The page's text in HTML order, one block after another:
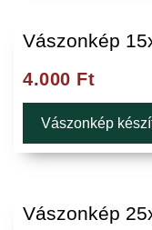
Vászonkép
4.000 Ft
Vászonkép
Vászonkép